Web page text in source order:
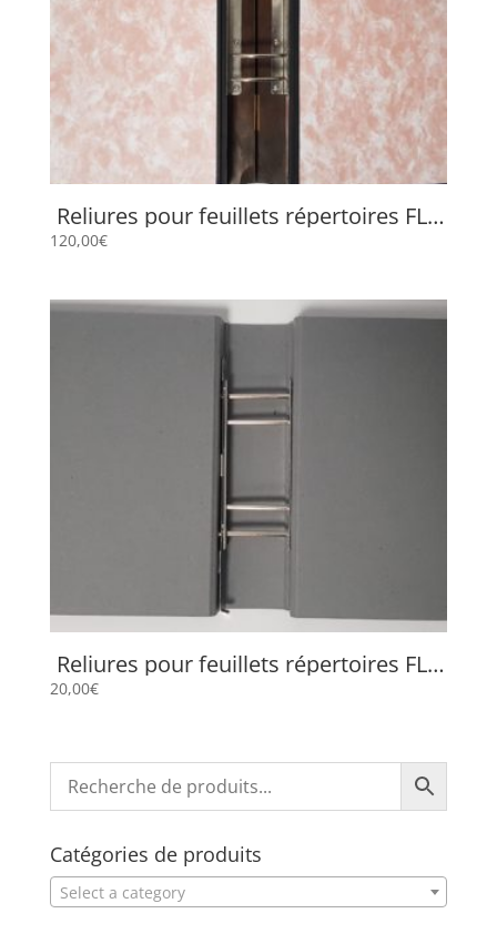
Reliures pour feuillets répertoires FLP
120,00€
Reliures pour feuillets répertoires FLP
20,00€
Catégories de produits
Select a category